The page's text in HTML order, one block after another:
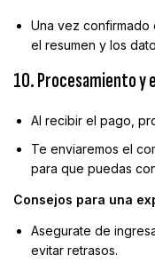
Una vez confirmado
el resumen y los
10. Procesamiento y
Al recibir el pago,
Te enviaremos el
para que puedas
Consejos para una
Asegurate de
evitar retrasos.